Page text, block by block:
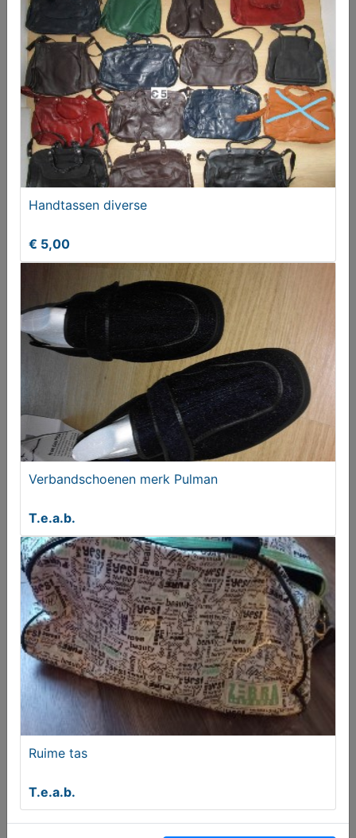
€ 5,00
Fiets kleding diverse
€ 5,00
Beha's cupmaat 90D
T.e.a.b.
Verbandschoenen merk Pulman
Handtassen diverse
€ 5,00
Verbandschoenen merk Pulman
T.e.a.b.
Ruime tas
T.e.a.b.